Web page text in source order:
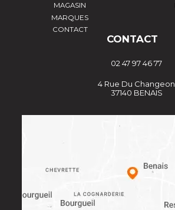
MAGASIN
MARQUES
CONTACT
CONTACT
02 47 97 46 77
4 Rue Du Changeon
37140 BENAIS